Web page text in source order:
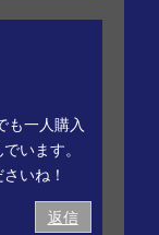
も一人購入
います。
いね！
返信